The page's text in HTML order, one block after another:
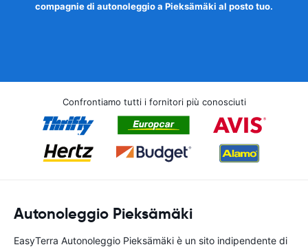
compagnie di autonoleggio a Pieksämäki al posto tuo.
Confrontiamo tutti i fornitori più conosciuti
Autonoleggio Pieksämäki
EasyTerra Autonoleggio Pieksämäki è un sito indipendente di